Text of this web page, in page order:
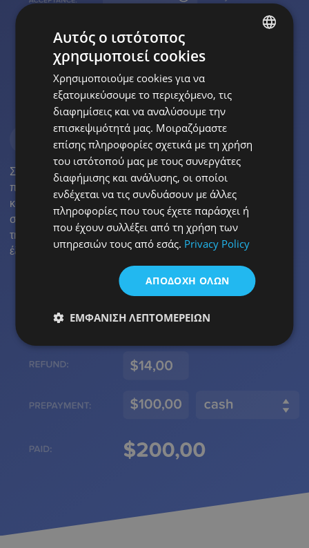
Οικονομικές πληροφορίες
Στη διαδικασία πώλησης, μπορείτε να προσθέσετε
πληροφορίες σχετικά με εκπτώσεις, επιστροφές χρημάτων
και προπληρωμές. Όλα τα δεδομένα αποθηκεύονται στη
συνέχεια στο Glasson και ενσωματώνονται σε άλλα μέρη
της εφαρμογής. Για να σας βοηθήσει να εργαστείτε πιο
έξυπνα.
GERMAN
SPANISH
FRENCH
CROATIAN
LITHUANIAN
PORTUGUESE
ROMANIAN
SWEDISH
Αυτός ο ιστότοπος
χρησιμοποιεί cookies
Χρησιμοποιούμε cookies για να
εξατομικεύσουμε το περιεχόμενο, τις
διαφημίσεις και να αναλύσουμε την
επισκεψιμότητά μας. Μοιραζόμαστε
επίσης πληροφορίες σχετικά με τη χρήση
του ιστότοπού μας με τους συνεργάτες
διαφήμισης και ανάλυσης, οι οποίοι
ενδέχεται να τις συνδυάσουν με άλλες
πληροφορίες που τους έχετε παράσχει ή
που έχουν συλλέξει από τη χρήση των
υπηρεσιών τους από εσάς. Privacy Policy
ΑΠΟΔΟΧΉ ΌΛΩΝ
ΕΜΦΆΝΙΣΗ ΛΕΠΤΟΜΕΡΕΙΏΝ